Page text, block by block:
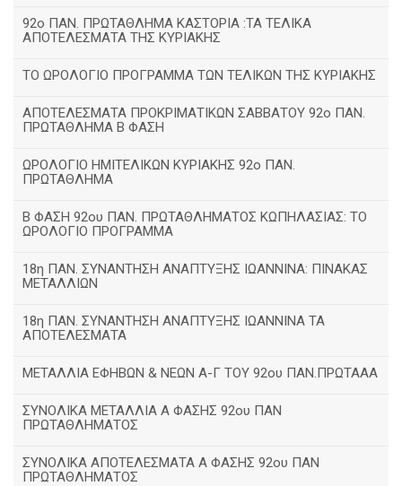
92ο ΠΑΝ. ΠΡΩΤΑΘΛΗΜΑ ΚΑΣΤΟΡΙΑ :ΤΑ ΤΕΛΙΚΑ
ΑΠΟΤΕΛΕΣΜΑΤΑ ΤΗΣ ΚΥΡΙΑΚΗΣ
ΤΟ ΩΡΟΛΟΓΙΟ ΠΡΟΓΡΑΜΜΑ ΤΩΝ ΤΕΛΙΚΩΝ ΤΗΣ ΚΥΡΙΑΚΗΣ
ΑΠΟΤΕΛΕΣΜΑΤΑ ΠΡΟΚΡΙΜΑΤΙΚΩΝ ΣΑΒΒΑΤΟΥ 92o ΠΑΝ.
ΠΡΩΤΑΘΛΗΜΑ Β ΦΑΣΗ
ΩΡΟΛΟΓΙΟ ΗΜΙΤΕΛΙΚΩΝ ΚΥΡΙΑΚΗΣ 92ο ΠΑΝ.
ΠΡΩΤΑΘΛΗΜΑ
Β ΦΑΣΗ 92ου ΠΑΝ. ΠΡΩΤΑΘΛΗΜΑΤΟΣ ΚΩΠΗΛΑΣΙΑΣ: ΤΟ
ΩΡΟΛΟΓΙΟ ΠΡΟΓΡΑΜΜΑ
18η ΠΑΝ. ΣΥΝΑΝΤΗΣΗ ΑΝΑΠΤΥΞΗΣ ΙΩΑΝΝΙΝΑ: ΠΙΝΑΚΑΣ
ΜΕΤΑΛΛΙΩΝ
18η ΠΑΝ. ΣΥΝΑΝΤΗΣΗ ΑΝΑΠΤΥΞΗΣ ΙΩΑΝΝΙΝΑ ΤΑ
ΑΠΟΤΕΛΕΣΜΑΤΑ
ΜΕΤΑΛΛΙΑ ΕΦΗΒΩΝ & ΝΕΩΝ Α-Γ ΤΟΥ 92ου ΠΑΝ.ΠΡΩΤΑΑΑ
ΣΥΝΟΛΙΚΑ ΜΕΤΑΛΛΙΑ Α ΦΑΣΗΣ 92ου ΠΑΝ
ΠΡΩΤΑΘΛΗΜΑΤΟΣ
ΣΥΝΟΛΙΚΑ ΑΠΟΤΕΛΕΣΜΑΤΑ Α ΦΑΣΗΣ 92ου ΠΑΝ
ΠΡΩΤΑΘΛΗΜΑΤΟΣ